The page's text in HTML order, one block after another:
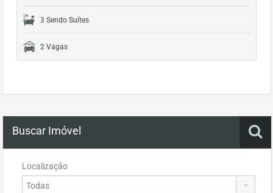
3 Sendo Suítes
2 Vagas
Buscar Imóvel
Localização